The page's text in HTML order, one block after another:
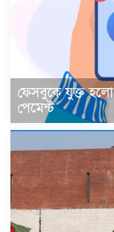
ফেসবুকে যুক্ত
পেমেন্ট